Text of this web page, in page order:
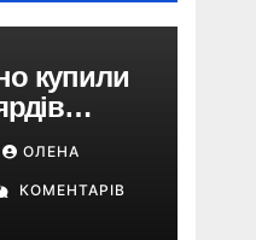
купили
буде з EA
і
ОЛЕНА
КОМЕНТАРІВ